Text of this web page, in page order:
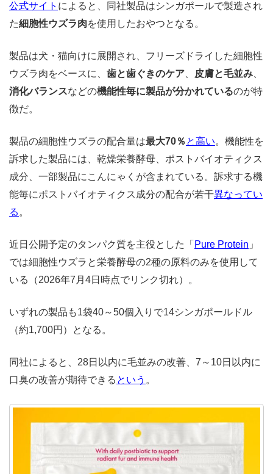
公式サイト によると、同社製品はシンガポールで製造され
た細胞性ウズラ肉を使用したおやつとなる。
製品は犬・猫向けに展開され、フリーズドライした細胞性
ウズラ肉をベースに、 歯と歯ぐきのケア 皮膚と毛並み
消化バランスなどの機能性毎に製品が分かれているのが特
徴だ。
製品の細胞性ウズラの配合量は最大70％ と高い。機能性を
訴求した製品には、乾燥栄養酵母、ポストバイオティクス
成分、一部製品にこんにゃくが含まれている。訴求する機
能毎にポストバイオティクス成分の配合が若干異なってい
る 。
近日公開予定のタンパク質を主役とした「 Pure Protein 」
では細胞性ウズラと栄養酵母の2種の原料のみを使用して
いる（2026年7月4日時点でリンク切れ）。
いずれの製品も1袋40～50個入りで14シンガポールドル
（約1,700円）となる。
同社によると、28日以内に毛並みの改善、7～10日以内に
口臭の改善が期待できる という 。